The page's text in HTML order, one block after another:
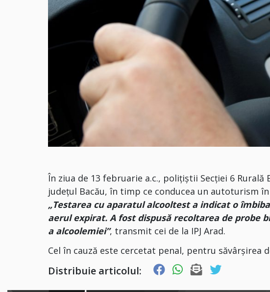
​În ziua de 13 februarie a.c., polițiștii Secției 6
județul Bacău, în timp ce conducea un autoturism
„Testarea cu aparatul alcooltest a indicat o
aerul expirat. A fost dispusă recoltarea de probe
a alcoolemiei”, transmit cei de la IPJ Arad.
Cel în cauză este cercetat penal, pentru
Distribuie articolul: